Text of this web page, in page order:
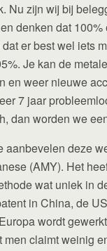
Nu zijn wij bij
denken dat 100%
er best wel iets
Je kan de
en weer nieuwe
7 jaar
dan worden we
aanbevelen deze
(AMY). Het
wat uniek in
in China, de
wordt
men claimt weinig